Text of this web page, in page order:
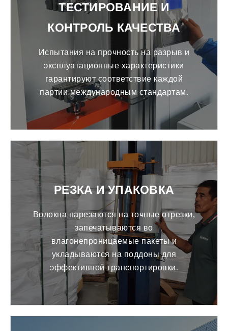
ТЕСТИРОВАНИЕ И
КОНТРОЛЬ КАЧЕСТВА
Испытания на прочность на разрыв и
эксплуатационные характеристики
гарантируют соответствие каждой
партии международным стандартам.
РЕЗКА И УПАКОВКА
Волокна нарезаются на точные отрезки,
запечатываются во
влагонепроницаемые пакеты и
укладываются на поддоны для
эффективной транспортировки.